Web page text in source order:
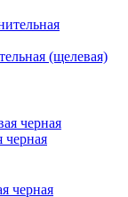
(щелевая)
черная